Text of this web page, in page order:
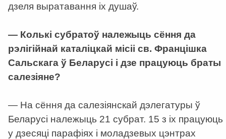
дзеля выратавання іх душаў.
— Колькі субратоў належыць сёння да
рэлігійнай каталіцкай місіі св. Францішка
Сальскага ў Беларусі і дзе працуюць браты
салезіяне?
— На сёння да салезіянскай дэлегатуры ў
Беларусі належыць 21 субрат. 15 з іх працуюць
у дзесяці парафіях і моладзевых цэнтрах